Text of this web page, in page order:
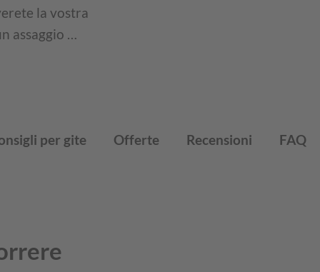
la vostra
assaggio …
per gite Offerte Recensioni FAQ